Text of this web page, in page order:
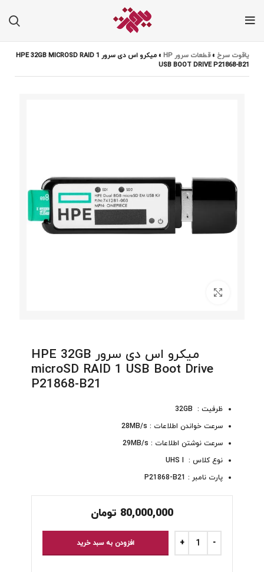
یاقوت سرخ »قطعات سرور HP »
میکرو اس دی سرور HPE 32GB MICROSD RAID 1
USB BOOT DRIVE P21868-B21
میکرو اس دی سرور HPE 32GB
microSD RAID 1 USB Boot Drive
P21868-B21
ظرفیت : 32GB
سرعت خواندن اطلاعات : 28MB/s
سرعت نوشتن اطلاعات : 29MB/s
نوع کلاس : UHS I
پارت نامبر : P21868-B21
80,000,000 تومان
افزودن به سبد خرید